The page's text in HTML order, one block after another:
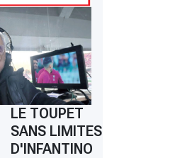
LE TOUPET
SANS LIMITES
D'INFANTINO